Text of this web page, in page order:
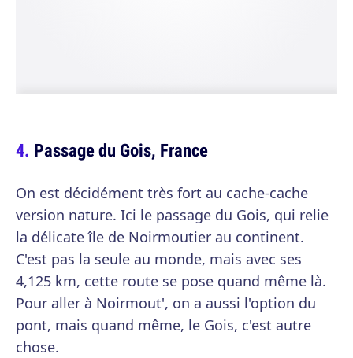
Passage du Gois, France
On est décidément très fort au cache-cache
version nature. Ici le passage du Gois, qui relie
la délicate île de Noirmoutier au continent.
C'est pas la seule au monde, mais avec ses
4,125 km, cette route se pose quand même là.
Pour aller à Noirmout', on a aussi l'option du
pont, mais quand même, le Gois, c'est autre
chose.